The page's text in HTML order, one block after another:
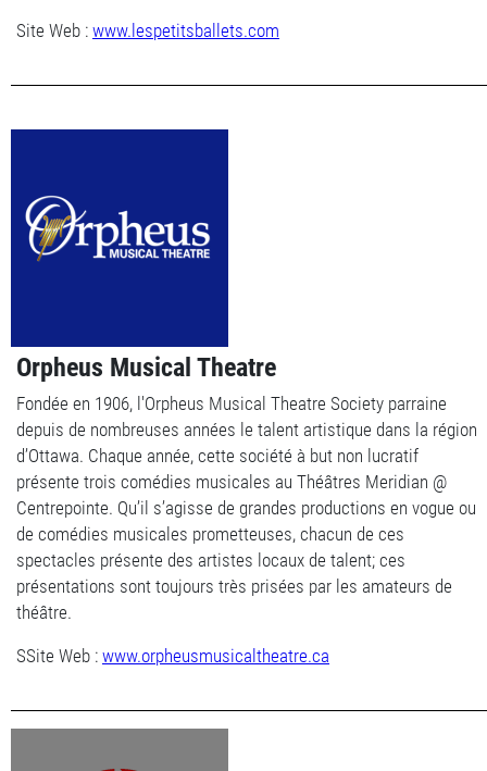
Site Web : www.lespetitsballets.com
Orpheus Musical Theatre
Fondée en 1906, l'Orpheus Musical Theatre Society parraine
depuis de nombreuses années le talent artistique dans la région
d’Ottawa. Chaque année, cette société à but non lucratif
présente trois comédies musicales au Théâtres Meridian @
Centrepointe. Qu’il s’agisse de grandes productions en vogue ou
de comédies musicales prometteuses, chacun de ces
spectacles présente des artistes locaux de talent; ces
présentations sont toujours très prisées par les amateurs de
théâtre.
SSite Web : www.orpheusmusicaltheatre.ca